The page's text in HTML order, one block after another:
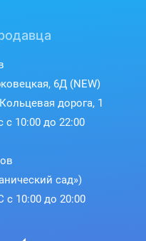
6Д (NEW)
дорога, 1
10:00 до 22:00
сад»)
10:00 до 20:00